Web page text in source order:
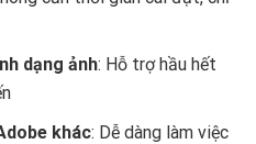
dạng ảnh: Hỗ trợ hầu hết
khác: Dễ dàng làm việc